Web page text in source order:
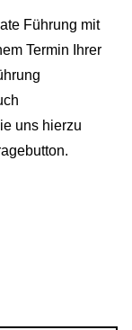
Führung mit
Termin Ihrer
uns hierzu